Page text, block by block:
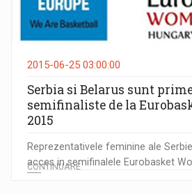
2015-06-25 03:00:00
Serbia si Belarus sunt
semifinaliste de la
2015
Reprezentativele feminine ale
acces in semifinalele Eurobasket
CONTINUARE